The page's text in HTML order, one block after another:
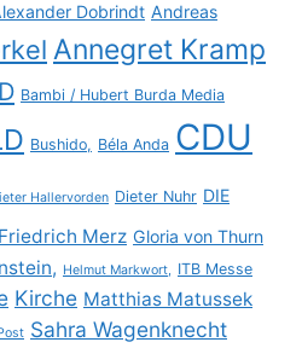
Dobrindt Andreas
Annegret Kramp
Bambi / Hubert Burda Media
Bushido, Béla Anda CDU
Hallervorden Dieter Nuhr DIE
Friedrich Merz Gloria von Thurn
Helmut Markwort, ITB Messe
Kirche Matthias Matussek
Sahra Wagenknecht